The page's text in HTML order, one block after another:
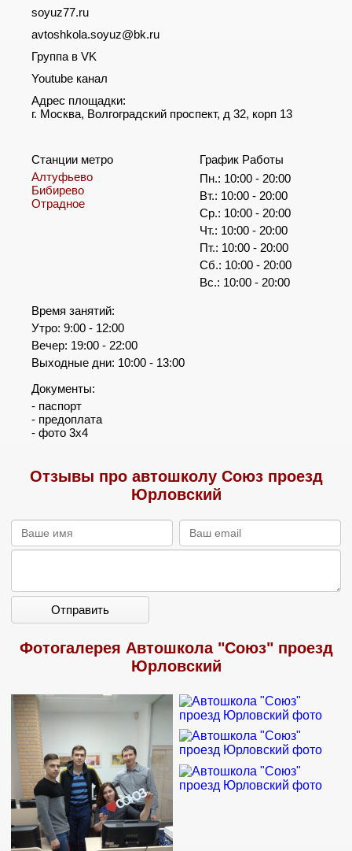
soyuz77.ru
avtoshkola.soyuz@bk.ru
Группа в VK
Youtube канал
Адрес площадки:
г. Москва, Волгоградский проспект, д 32, корп 13
Станции метро
Алтуфьево
Бибирево
Отрадное
График Работы
Пн.: 10:00 - 20:00
Вт.: 10:00 - 20:00
Ср.: 10:00 - 20:00
Чт.: 10:00 - 20:00
Пт.: 10:00 - 20:00
Сб.: 10:00 - 20:00
Вс.: 10:00 - 20:00
Время занятий:
Утро: 9:00 - 12:00
Вечер: 19:00 - 22:00
Выходные дни: 10:00 - 13:00
Документы:
- паспорт
- предоплата
- фото 3х4
Отзывы про автошколу Союз проезд
Юрловский
Отправить
Фотогалерея Автошкола "Союз" проезд
Юрловский